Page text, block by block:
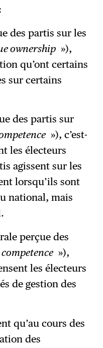
des partis sur les
ownership»),
qu’ont certains
sur certains
des partis sur
»), c’est-
les électeurs
agissent sur les
lorsqu’ils sont
national, mais
perçue des
»),
les électeurs
de gestion des
qu’au cours des
des